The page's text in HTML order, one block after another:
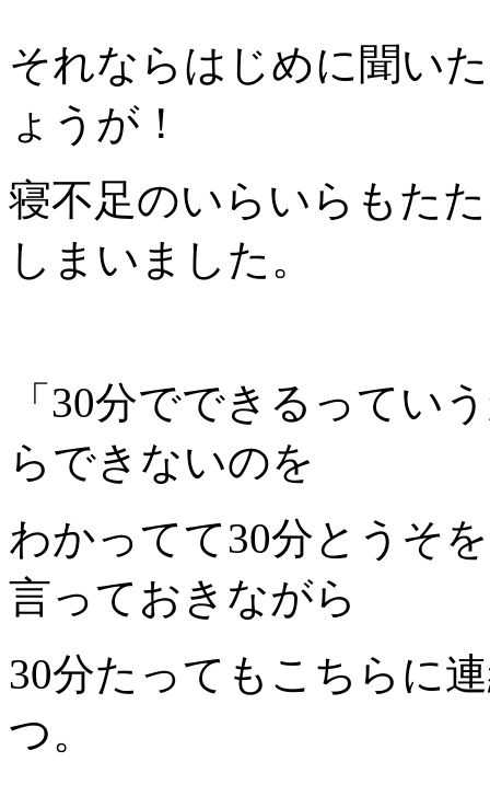
それならはじめに聞い
ょうが！
寝不足のいらいらもた
しまいました。
「30分でできるってい
らできないのを
わかってて30分とうそ
言っておきながら
30分たってもこちらに
つ。